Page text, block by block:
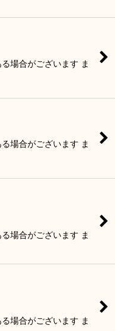
場合がございます ま
場合がございます ま
場合がございます ま
場合がございます ま